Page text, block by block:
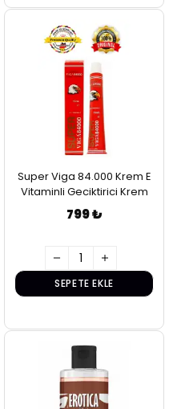
Super Viga 84.000 Krem E
Vitaminli Geciktirici Krem
799 ₺
SEPETE EKLE